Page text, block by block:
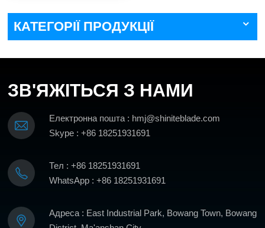
КАТЕГОРІЇ ПРОДУКЦІЇ
ЗВ'ЯЖІТЬСЯ З НАМИ
Електронна пошта : hmj@shiniteblade.com
Skype : +86 18251931691
Тел : +86 18251931691
WhatsApp : +86 18251931691
Адреса : East Industrial Park, Bowang Town, Bowang